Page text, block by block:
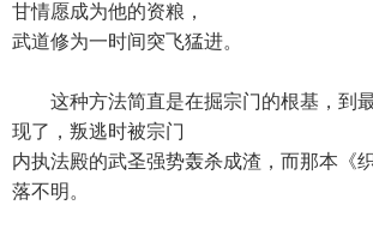
甘情愿成为他的资粮，
武道修为一时间突飞猛进。
这种方法简直是在掘宗门的根基，到
现了，叛逃时被宗门
内执法殿的武圣强势轰杀成渣，而那本《
落不明。